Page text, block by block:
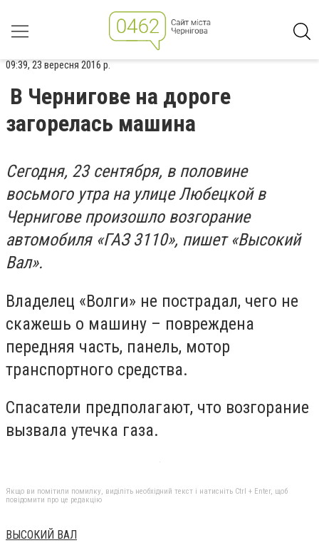
09:39, 23 вересня 2016 р.
В Чернигове на дороге
загорелась машина
Сегодня, 23 сентября, в половине
восьмого утра на улице Любецкой в
Чернигове произошло возгорание
автомобиля «ГАЗ 3110», пишет «Высокий
Вал».
Владелец «Волги» не пострадал, чего не
скажешь о машину – повреждена
передняя часть, панель, мотор
транспортного средства.
Спасатели предполагают, что возгорание
вызвала утечка газа.
Якщо ви помітили помилку, виділіть необхідний текст і натисніть Ctrl + Enter, щоб
повідомити про це редакцію
ВЫСОКИЙ ВАЛ